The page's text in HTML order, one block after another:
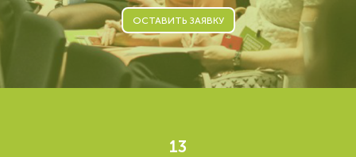
ОСТАВИТЬ ЗАЯВКУ
13